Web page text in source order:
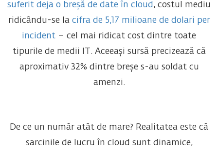
suferit deja o breșă de date în cloud , costul mediu
ridicându-se la cifra de 5,17 milioane de dolari per
incident – cel mai ridicat cost dintre toate
tipurile de medii IT. Aceeași sursă precizează că
aproximativ 32% dintre breșe s-au soldat cu
amenzi.
De ce un număr atât de mare? Realitatea este că
sarcinile de lucru în cloud sunt dinamice,